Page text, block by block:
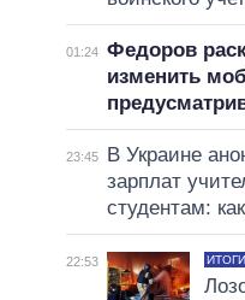
01:24 Федоров
изменить
23:45
В Украине
зарплат
студентам:
22:53 ИТОГИ